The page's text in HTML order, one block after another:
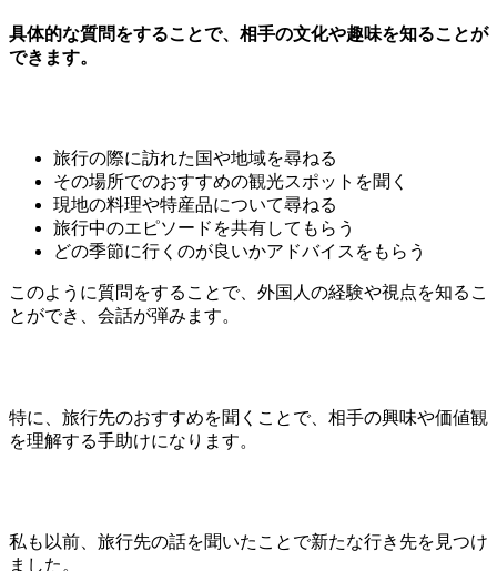
具体的な質問をすることで、相手の文化や趣味を知ることが
できます。
旅行の際に訪れた国や地域を尋ねる
その場所でのおすすめの観光スポットを聞く
現地の料理や特産品について尋ねる
旅行中のエピソードを共有してもらう
どの季節に行くのが良いかアドバイスをもらう
このように質問をすることで、外国人の経験や視点を知るこ
とができ、会話が弾みます。
特に、旅行先のおすすめを聞くことで、相手の興味や価値観
を理解する手助けになります。
私も以前、旅行先の話を聞いたことで新たな行き先を見つけ
ました。